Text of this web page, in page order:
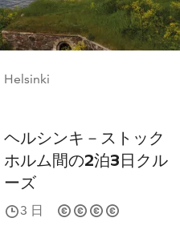
Helsinki
ヘルシンキ－ストック
ホルム間の2泊3日クル
ーズ
3 日